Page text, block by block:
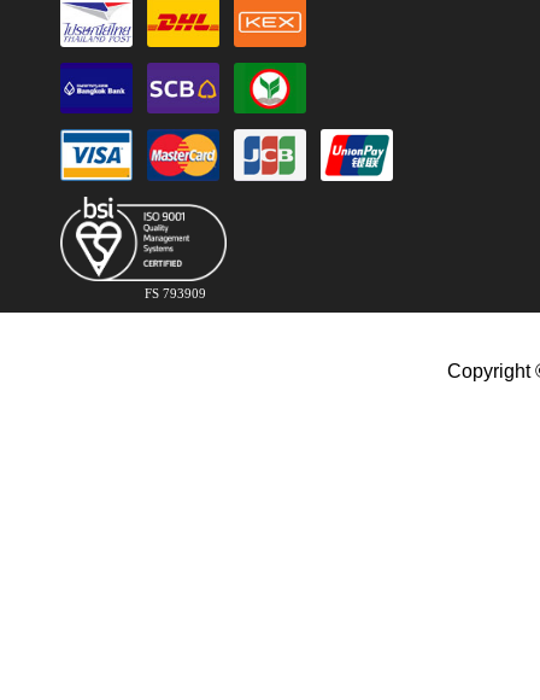
FS 793909
Copyright